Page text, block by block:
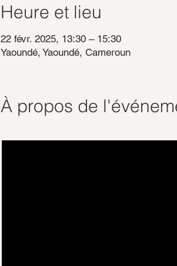
Heure et lieu
22 févr. 2025, 13:30 – 15:30
Yaoundé, Yaoundé, Cameroun
À propos de